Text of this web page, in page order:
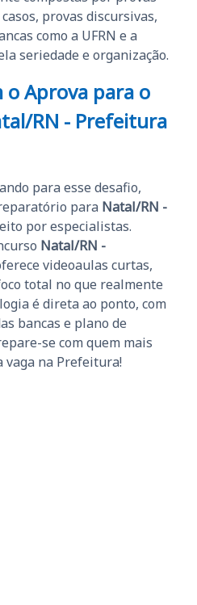
provas discursivas,
como a UFRN e a
seriedade e organização.
o Aprova para o
RN - Prefeitura
para esse desafio,
para Natal/RN -
por especialistas.
Natal/RN -
videoaulas curtas,
total no que realmente
é direta ao ponto, com
bancas e plano de
se com quem mais
vaga na Prefeitura!